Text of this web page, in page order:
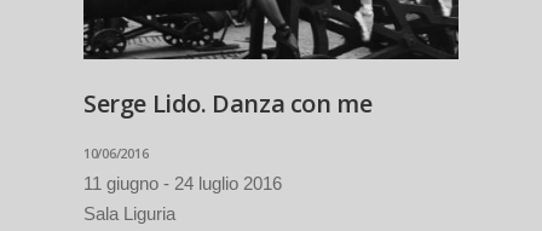
Serge Lido. Danza con me
10/06/2016
11 giugno - 24 luglio 2016
Sala Liguria